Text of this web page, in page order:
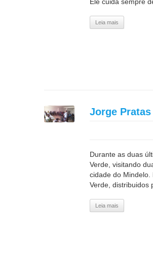
Ele cuida sempre
Leia mais
Jorge Pratas
Durante as duas
Verde, visitando
cidade do
Verde, distribuidos
Leia mais